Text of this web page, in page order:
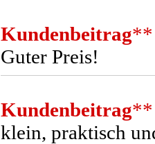
Kundenbeitrag**
Guter Preis!
Kundenbeitrag**
klein, praktisch